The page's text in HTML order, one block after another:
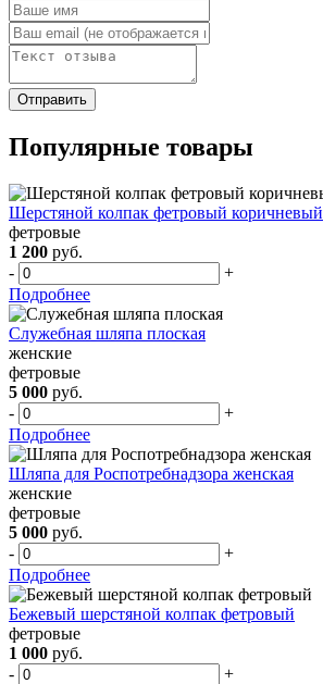
Популярные товары
Шерстяной колпак фетровый коричневый
фетровые
1 200 руб.
-
+
Подробнее
Служебная шляпа плоская
женские
фетровые
5 000 руб.
-
+
Подробнее
Шляпа для Роспотребнадзора женская
женские
фетровые
5 000 руб.
-
+
Подробнее
Бежевый шерстяной колпак фетровый
фетровые
1 000 руб.
-
+